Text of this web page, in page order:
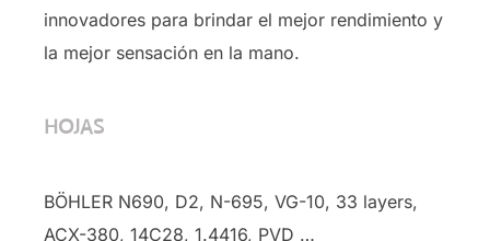
innovadores para brindar el mejor rendimiento y
la mejor sensación en la mano.
HOJAS
BÖHLER N690, D2, N-695, VG-10, 33 layers,
ACX-380, 14C28, 1.4416, PVD …